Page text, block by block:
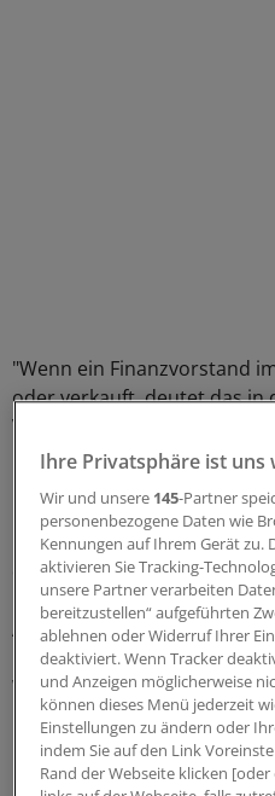
"Wenn ein Finanzvorstand
oder verkauft, deutet das in
Veränderung beim
Hünicke,
"Erwerben Führungskräfte
dies ein starker Indikator,
Kursen rechnen", so Dieter
Analysehauses
Erkrath. "Umgekehrt sind
Warnsignal."
Director‘s Dealings
Ihre Privatsphäre ist uns
Wir und unsere 145-Partner
personenbezogene Daten wie
Kennungen auf Ihrem Gerät zu.
aktivieren Sie Tracking-
unsere Partner verarbeiten
bereitzustellen“ aufgeführten
ablehnen oder Widerruf Ihrer
deaktiviert. Wenn Tracker
und Anzeigen möglicherweise
können dieses Menü jederzeit
Einstellungen zu ändern oder
indem Sie auf den Link
Rand der Webseite klicken